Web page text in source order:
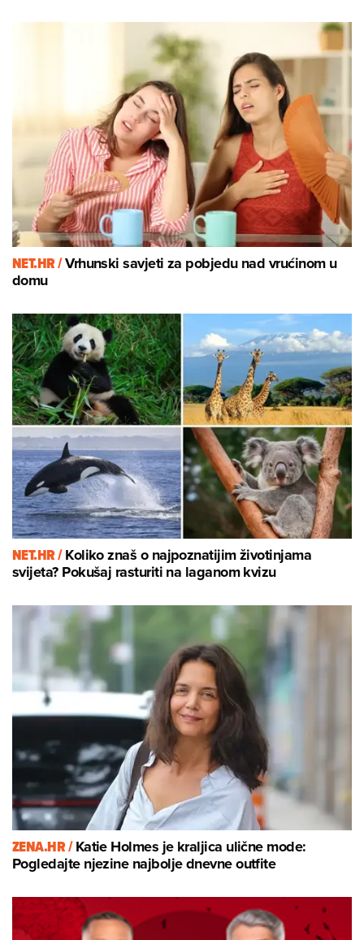
NET.HR /Vrhunski savjeti za pobjedu nad vrućinom u
domu
NET.HR /Koliko znaš o najpoznatijim životinjama
svijeta? Pokušaj rasturiti na laganom kvizu
ZENA.HR /Katie Holmes je kraljica ulične mode:
Pogledajte njezine najbolje dnevne outfite